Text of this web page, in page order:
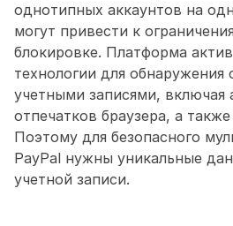
однотипных аккаунтов на
могут привести к
блокировке. Платформа
технологии для обнаружения
учетными записями, включая
отпечатков браузера, а
Поэтому для безопасного
PayPal нужны уникальные
учетной записи.